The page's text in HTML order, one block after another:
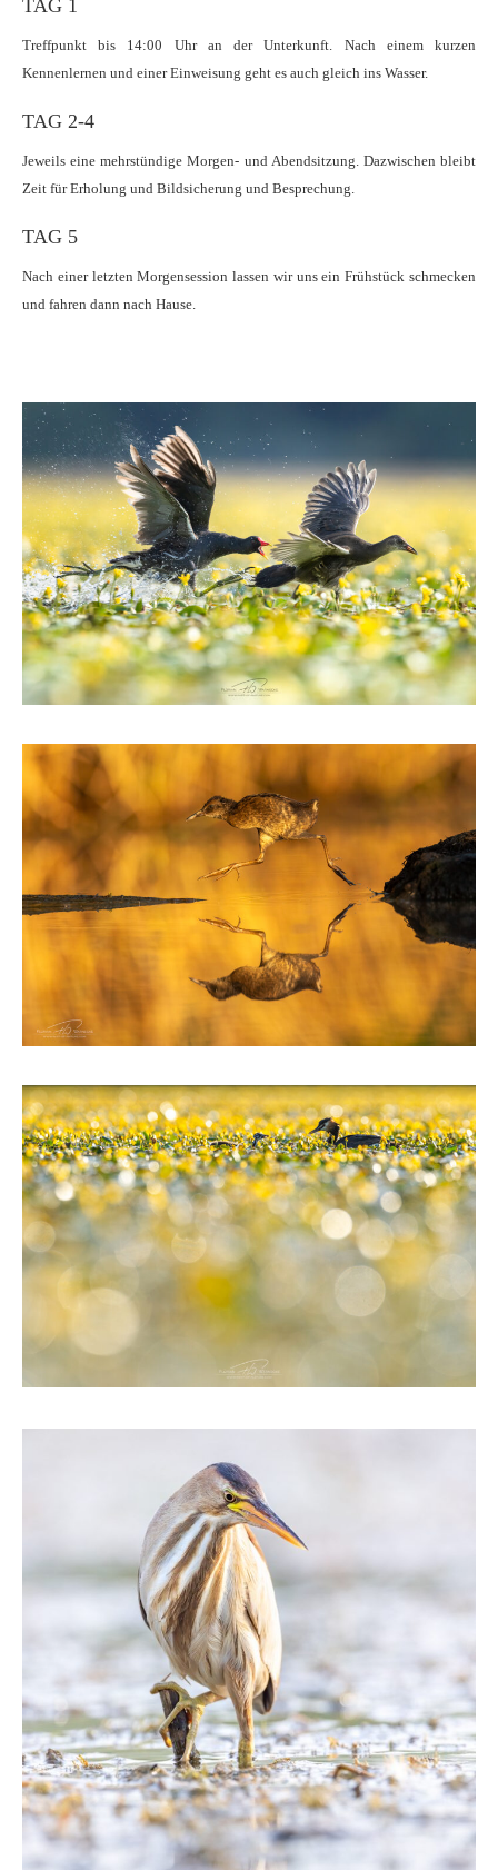
TAG 1
Treffpunkt bis 14:00 Uhr an der Unterkunft. Nach einem kurzen
Kennenlernen und einer Einweisung geht es auch gleich ins Wasser.
TAG 2-4
Jeweils eine mehrstündige Morgen- und Abendsitzung. Dazwischen bleibt
Zeit für Erholung und Bildsicherung und Besprechung.
TAG 5
Nach einer letzten Morgensession lassen wir uns ein Frühstück schmecken
und fahren dann nach Hause.